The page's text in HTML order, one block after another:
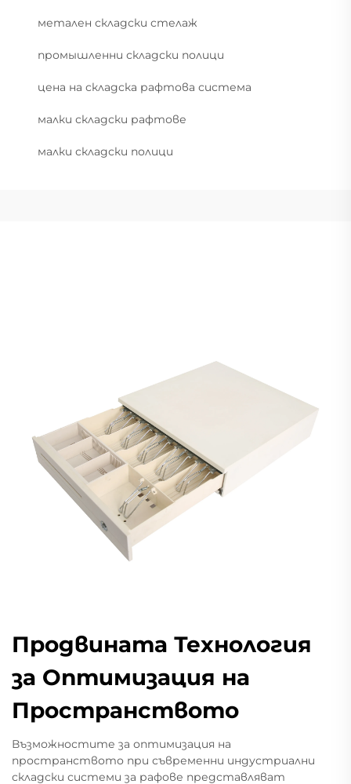
метален складски стелаж
промышленни складски полици
цена на складска рафтова система
малки складски рафтове
малки складски полици
Продвината Технология
за Оптимизация на
Пространството
Възможностите за оптимизация на
пространството при съвременни индустриални
складски системи за рафове представляват